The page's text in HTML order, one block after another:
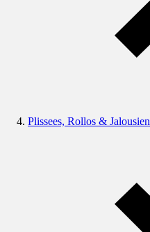
Plissees, Rollos & Jalousien